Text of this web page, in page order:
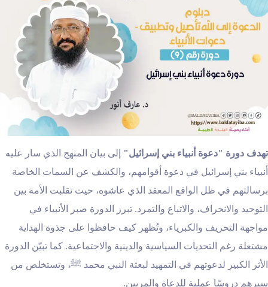
تهدف دورة "دعوة أنبياء بني إسرائيل"
إلى بيان المنهج الذي سار عليه
أنبياء بني إسرائيل في دعوة أقوامهم، والكشف عن السمات الخاصة
برسالتهم في ظل الواقع المعقد الذي عاشوه، حيث تقلبت الأمة بين
التوحيد والانحراف، والاتباع والتمرد. تبرز الدورة صبر الأنبياء في
مواجهة التحريف والكبرياء، وتُظهر كيف حافظوا على جذوة الهداية
مشتعلة رغم التحديات السياسية والدينية والاجتماعية. كما تبيّن الدورة
الأثر الكبير لدعوتهم في التمهيد لبعثة النبي محمد ﷺ، وتستخلص من
سيرهم دروسًا عملية للدعاة والمربين.